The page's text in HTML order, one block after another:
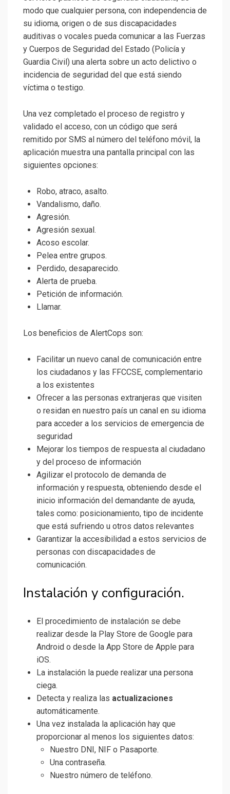
modo que cualquier persona, con independencia de
su idioma, origen o de sus discapacidades
auditivas o vocales pueda comunicar a las Fuerzas
y Cuerpos de Seguridad del Estado (Policía y
Guardia Civil) una alerta sobre un acto delictivo o
incidencia de seguridad del que está siendo
víctima o testigo.
Una vez completado el proceso de registro y
validado el acceso, con un código que será
remitido por SMS al número del teléfono móvil, la
aplicación muestra una pantalla principal con las
siguientes opciones:
Robo, atraco, asalto.
Vandalismo, daño.
Agresión.
Agresión sexual.
Acoso escolar.
Pelea entre grupos.
Perdido, desaparecido.
Alerta de prueba.
Petición de información.
Llamar.
Los beneficios de AlertCops son:
Facilitar un nuevo canal de comunicación entre
los ciudadanos y las FFCCSE, complementario
a los existentes
Ofrecer a las personas extranjeras que visiten
o residan en nuestro país un canal en su idioma
para acceder a los servicios de emergencia de
seguridad
Mejorar los tiempos de respuesta al ciudadano
y del proceso de información
Agilizar el protocolo de demanda de
información y respuesta, obteniendo desde el
inicio información del demandante de ayuda,
tales como: posicionamiento, tipo de incidente
que está sufriendo u otros datos relevantes
Garantizar la accesibilidad a estos servicios de
personas con discapacidades de
comunicación.
Instalación y configuración.
El procedimiento de instalación se debe
realizar desde la Play Store de Google para
Android o desde la App Store de Apple para
iOS.
La instalación la puede realizar una persona
ciega.
Detecta y realiza las actualizaciones
automáticamente.
Una vez instalada la aplicación hay que
proporcionar al menos los siguientes datos:
Nuestro DNI, NIF o Pasaporte.
Una contraseña.
Nuestro número de teléfono.